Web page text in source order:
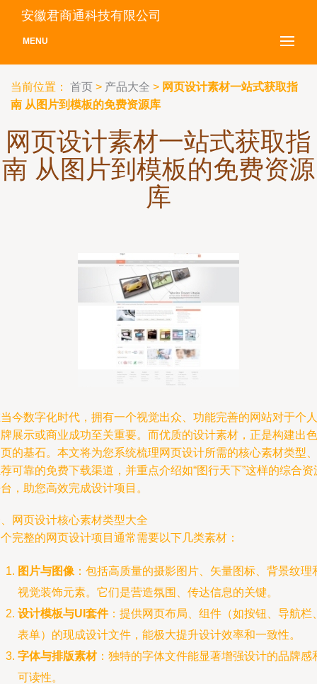
安徽君商通科技有限公司
MENU
当前位置： 首页 > 产品大全 > 网页设计素材一站式获取指
南 从图片到模板的免费资源库
网页设计素材一站式获取指
南 从图片到模板的免费资源
库
今数字化时代，拥有一个视觉出众、功能完善的网站对于个人
展示或商业成功至关重要。而优质的设计素材，正是构建出色
的基石。本文将为您系统梳理网页设计所需的核心素材类型、
可靠的免费下载渠道，并重点介绍如“图行天下”这样的综合资
，助您高效完成设计项目。
网页设计核心素材类型大全
完整的网页设计项目通常需要以下几类素材：
图片与图像 ：包括高质量的摄影图片、矢量图标、背景纹理
视觉装饰元素。它们是营造氛围、传达信息的关键。
设计模板与UI套件：提供网页布局、组件（如按钮、导航栏
表单）的现成设计文件，能极大提升设计效率和一致性。
字体与排版素材：独特的字体文件能显著增强设计的品牌感
可读性。